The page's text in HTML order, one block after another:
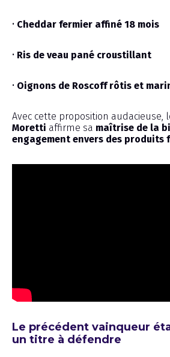
• Cheddar fermier affiné 18 mois
• Ris de veau pané croustillant
• Oignons de Roscoff rôtis et
Avec cette proposition audacieuse,
Moretti affirme sa maîtrise de la
engagement envers des produits
Le précédent vainqueur
un titre à défendre